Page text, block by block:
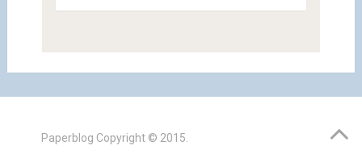
Paperblog Copyright © 2015.